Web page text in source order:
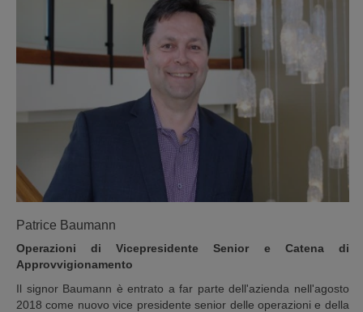
Patrice Baumann
Operazioni di Vicepresidente Senior e Catena di
Approvvigionamento
Il signor Baumann è entrato a far parte dell'azienda nell'agosto
2018 come nuovo vice presidente senior delle operazioni e della